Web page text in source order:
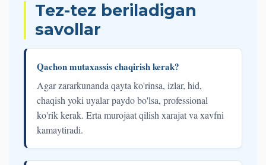
Tez-tez beriladigan
savollar
Qachon mutaxassis chaqirish kerak?
Agar zararkunanda qayta ko'rinsa, izlar, hid,
chaqish yoki uyalar paydo bo'lsa, professional
ko'rik kerak. Erta murojaat qilish xarajat va xavfni
kamaytiradi.